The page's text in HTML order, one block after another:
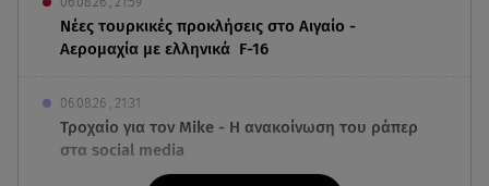
Νέες τουρκικές προκλήσεις στο Αιγαίο -
Αερομαχία με ελληνικά F-16
06.08.26 , 21:31
Τροχαίο για τον Mike - Η ανακοίνωση του ράπερ
στα social media